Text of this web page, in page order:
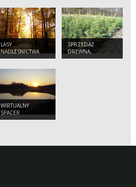
LASY
NADLEŚNICTWA
SPRZEDAŻ
DREWNA,
CHOINEK I
WIRTUALNY
SPACER